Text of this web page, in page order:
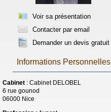
Voir sa présentation
Contacter par email
Demander un devis gratuit
Informations Personnelles
Cabinet : Cabinet DELOBEL
6 rue gounod
06000 Nice